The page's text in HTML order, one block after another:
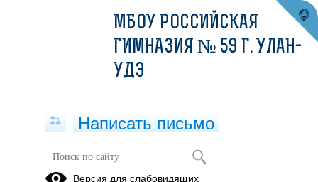
Обращения граждан
МБОУ РОССИЙСКАЯ
ГИМНАЗИЯ № 59 Г. УЛАН-
УДЭ
Написать письмо
Версия для слабовидящих